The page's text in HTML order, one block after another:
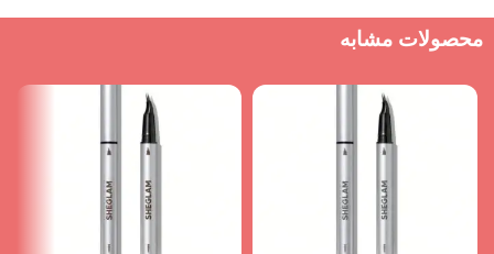
محصولات مشابه